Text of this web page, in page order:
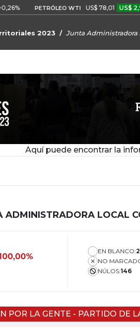
PETRÓLEO WTI US$ 78,01 US$ 2,92
2023 Junta Administradora
Aquí puede encontrar la
ADMINISTRADORA LOCAL
EN BLANCO:
NO
NÚLOS:146
POR LA GENTE - PARTIDO DE